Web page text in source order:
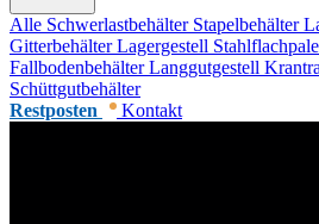
Alle Schwerlastbehälter Stapelbehälter
GitterbehälterLagergestell
FallbodenbehälterLanggutgestell
Schüttgutbehälter
Restposten
Kontakt